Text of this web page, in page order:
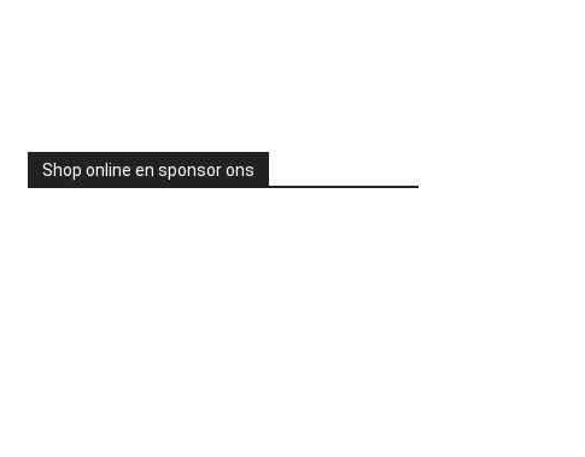
Shop online en sponsor ons